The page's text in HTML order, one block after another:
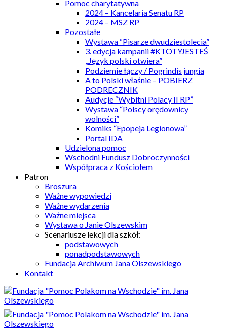
Pomoc charytatywna
2024 – Kancelaria Senatu RP
2024 – MSZ RP
Pozostałe
Wystawa “Pisarze dwudziestolecia”
3. edycja kampanii #KTOTYJESTEŚ
„Język polski otwiera”
Podziemie łączy / Pogrindis jungia
A to Polski właśnie – POBIERZ
PODRECZNIK
Audycje “Wybitni Polacy II RP”
Wystawa “Polscy orędownicy
wolności”
Komiks “Epopeja Legionowa”
Portal IDA
Udzielona pomoc
Wschodni Fundusz Dobroczynności
Współpraca z Kościołem
Patron
Broszura
Ważne wypowiedzi
Ważne wydarzenia
Ważne miejsca
Wystawa o Janie Olszewskim
Scenariusze lekcji dla szkół:
podstawowych
ponadpodstawowych
Fundacja Archiwum Jana Olszewskiego
Kontakt